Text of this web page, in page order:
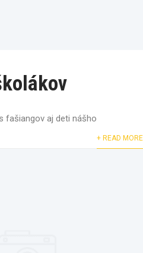
fašiangov aj deti nášho
+ READ MORE